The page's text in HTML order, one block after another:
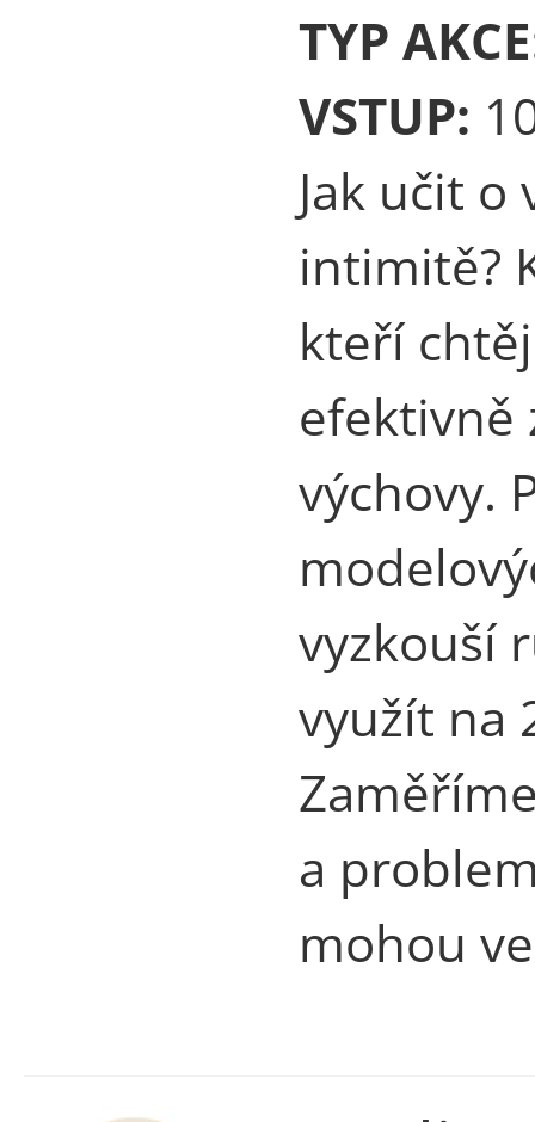
TYP
VSTUP:
Jak učit o
intimitě?
kteří
efektivně
výchovy.
vyzkouší
využít na
a
mohou